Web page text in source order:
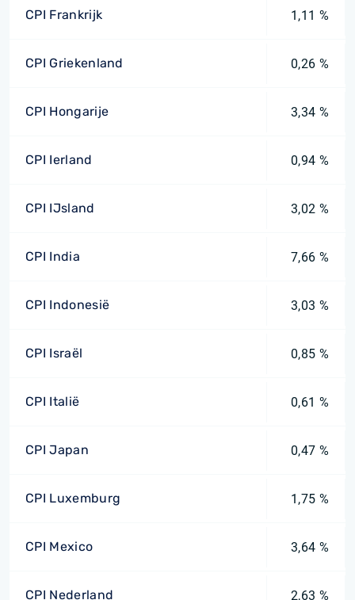
CPI Frankrijk 1,11 %
CPI Griekenland 0,26 %
CPI Hongarije 3,34 %
CPI Ierland 0,94 %
CPI IJsland 3,02 %
CPI India 7,66 %
CPI Indonesië 3,03 %
CPI Israël 0,85 %
CPI Italië 0,61 %
CPI Japan 0,47 %
CPI Luxemburg 1,75 %
CPI Mexico 3,64 %
CPI Nederland 2,63 %